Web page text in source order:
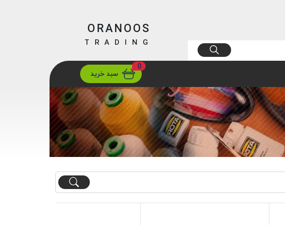
ارسالتهران/ تهران
ORANOOS
TRADING
0
سبد خرید